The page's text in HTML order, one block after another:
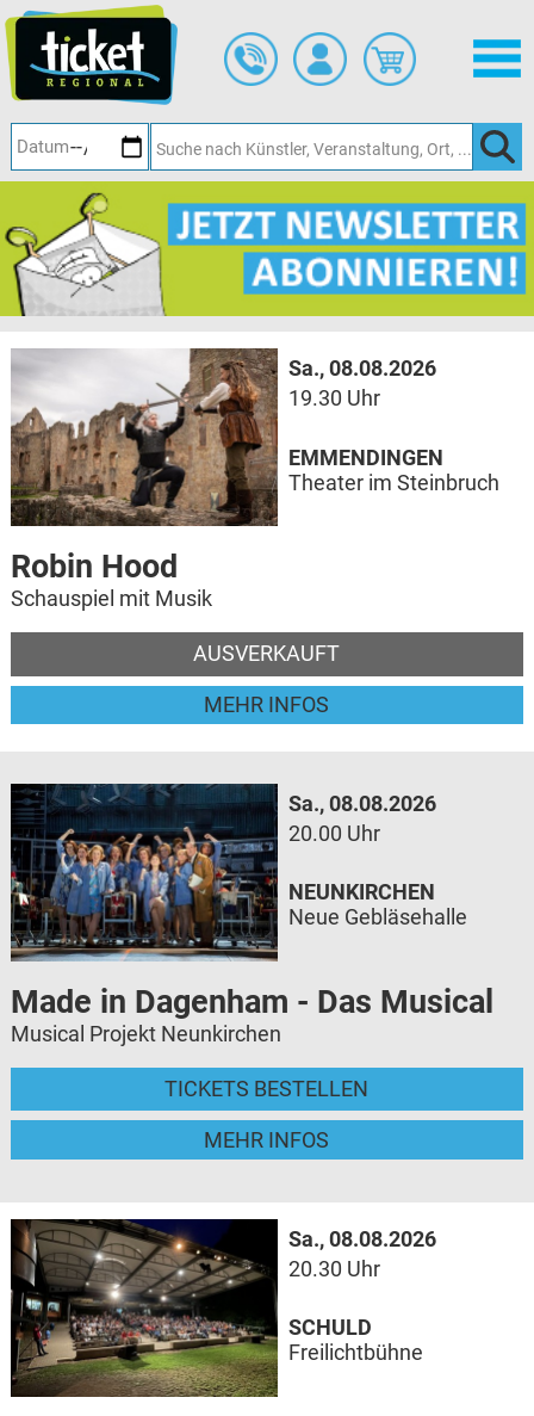
Hauptinhalt
springen
Sa., 08.08.2026
19.30 Uhr
Robin Hood
Schauspiel mit Musik
AUSVERKAUFT
MEHR INFOS
EMMENDINGEN
Theater im Steinbruch
Sa., 08.08.2026
20.00 Uhr
Made in Dagenham - Das Musical
Musical Projekt Neunkirchen
TICKETS BESTELLEN
MEHR INFOS
NEUNKIRCHEN
Neue Gebläsehalle
Sa., 08.08.2026
20.30 Uhr
SCHULD
Freilichtbühne